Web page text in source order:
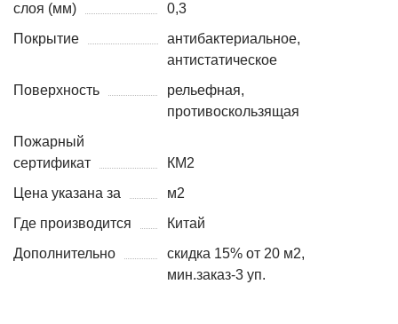
слоя (мм)
0,3
Покрытие
антибактериальное,
антистатическое
Поверхность
рельефная,
противоскользящая
Пожарный
сертификат
КМ2
Цена указана за
м2
Где производится
Китай
Дополнительно
скидка 15% от 20 м2,
мин.заказ-3 уп.